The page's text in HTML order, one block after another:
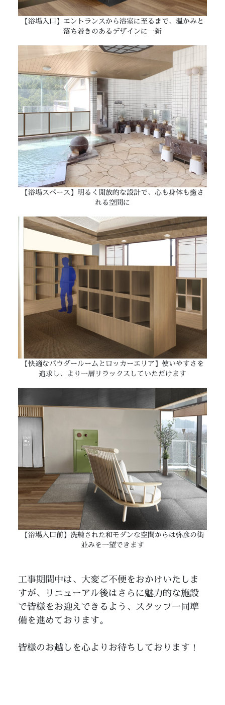
【浴場入口】エントランスから浴室に至るまで、温かみと
落ち着きのあるデザインに一新
【浴場スペース】明るく開放的な設計で、心も身体も癒さ
れる空間に
【快適なパウダールームとロッカーエリア】使いやすさを
追求し、より一層リラックスしていただけます
【浴場入口前】洗練された和モダンな空間からは弥彦の街
並みを一望できます
工事期間中は、大変ご不便をおかけいたしま
すが、リニューアル後はさらに魅力的な施設
で皆様をお迎えできるよう、スタッフ一同準
備を進めております。
皆様のお越しを心よりお待ちしております！